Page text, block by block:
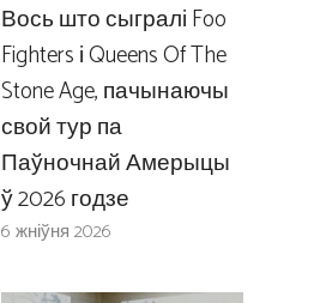
Вось што сыгралі Foo
Fighters і Queens Of The
Stone Age, пачынаючы
свой тур па
Паўночнай Амерыцы
ў 2026 годзе
6 жніўня 2026